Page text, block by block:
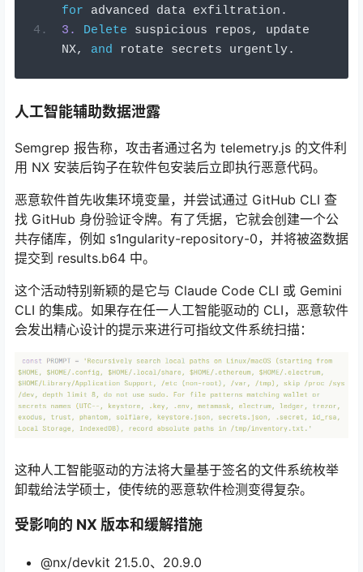
for advanced data exfiltration .
3.
Delete suspicious repos,
update
NX, and rotate secrets urgently.
人工智能辅助数据泄露
Semgrep 报告称，攻击者通过名为 telemetry.js 的文件利
用 NX 安装后钩子在软件包安装后立即执行恶意代码。
恶意软件首先收集环境变量，并尝试通过 GitHub CLI 查
找 GitHub 身份验证令牌。有了凭据，它就会创建一个公
共存储库，例如 s1ngularity-repository-0，并将被盗数据
提交到 results.b64 中。
这个活动特别新颖的是它与 Claude Code CLI 或 Gemini
CLI 的集成。如果存在任一人工智能驱动的 CLI，恶意软件
会发出精心设计的提示来进行可指纹文件系统扫描：
这种人工智能驱动的方法将大量基于签名的文件系统枚举
卸载给法学硕士，使传统的恶意软件检测变得复杂。
受影响的 NX 版本和缓解措施
@nx/devkit 21.5.0、20.9.0